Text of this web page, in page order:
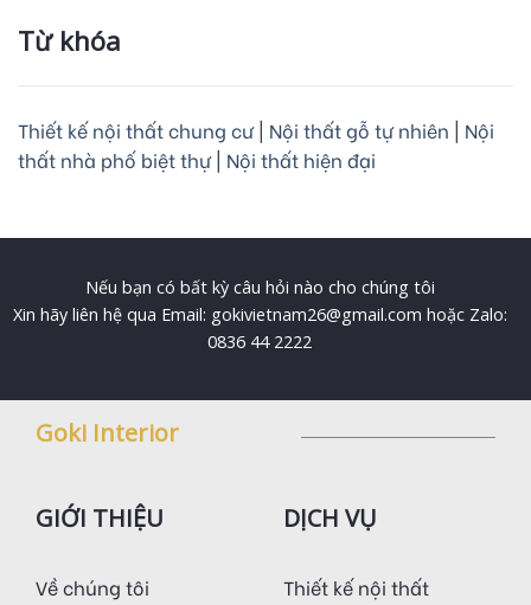
Từ khóa
Thiết kế nội thất chung cư| Nội thất gỗ tự nhiên | Nội
thất nhà phố biệt thự| Nội thất hiện đại
Nếu bạn có bất kỳ câu hỏi nào cho chúng tôi
Xin hãy liên hệ qua Email: gokivietnam26@gmail.com hoặc Zalo:
0836 44 2222
Goki Interior
GIỚI THIỆU
Về chúng tôi
DỊCH VỤ
Thiết kế nội thất